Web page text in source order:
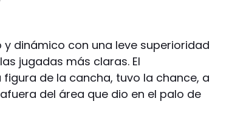
dinámico con una leve superioridad
jugadas más claras. El
figura de la cancha, tuvo la chance, a
del área que dio en el palo de